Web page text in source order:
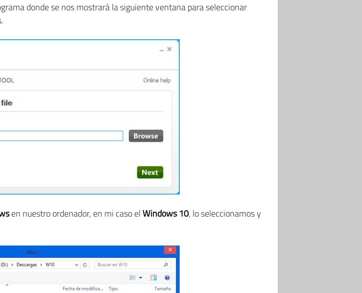
donde se nos mostrará la siguiente ventana para seleccionar
en nuestro ordenador, en mi caso elWindows 10, lo seleccionamos y